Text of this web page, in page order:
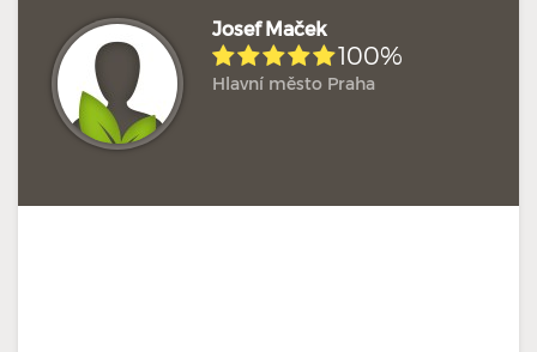
Josef Maček
100%
Hlavní město Praha
Hodnoceno: 2× Profil terapeuta